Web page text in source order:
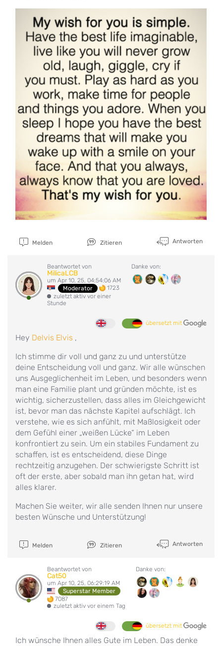
Melden Zitieren Antworten
Beantwortet von
MilicaLCB
um Apr 10, 25, 04:54:06 AM
Moderator
1723
zuletzt aktiv vor einer
Stunde
Danke von:
übersetzt mit
Hey Delvis Elvis ,
Ich stimme dir voll und ganz zu und unterstütze
deine Entscheidung voll und ganz. Wir alle wünschen
uns Ausgeglichenheit im Leben, und besonders wenn
man eine Familie plant und gründen möchte, ist es
wichtig, sicherzustellen, dass alles im Gleichgewicht
ist, bevor man das nächste Kapitel aufschlägt. Ich
verstehe, wie es sich anfühlt, mit Maßlosigkeit oder
dem Gefühl einer „weißen Lücke“ im Leben
konfrontiert zu sein. Um ein stabiles Fundament zu
schaffen, ist es entscheidend, diese Dinge
rechtzeitig anzugehen. Der schwierigste Schritt ist
oft der erste, aber sobald man ihn getan hat, wird
alles klarer.
Machen Sie weiter, wir alle senden Ihnen nur unsere
besten Wünsche und Unterstützung!
Melden Zitieren Antworten
Beantwortet von
Cat50
um Apr 10, 25, 06:29:19 AM
Superstar Member
7087
zuletzt aktiv vor einem Tag
Danke von:
übersetzt mit
Ich wünsche Ihnen alles Gute im Leben. Das denke